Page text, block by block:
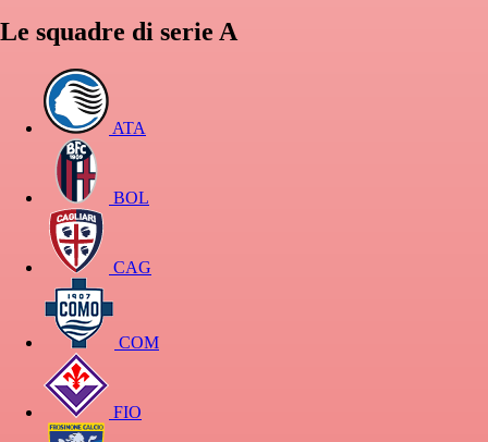
Le squadre di serie A
ATA
BOL
CAG
COM
FIO